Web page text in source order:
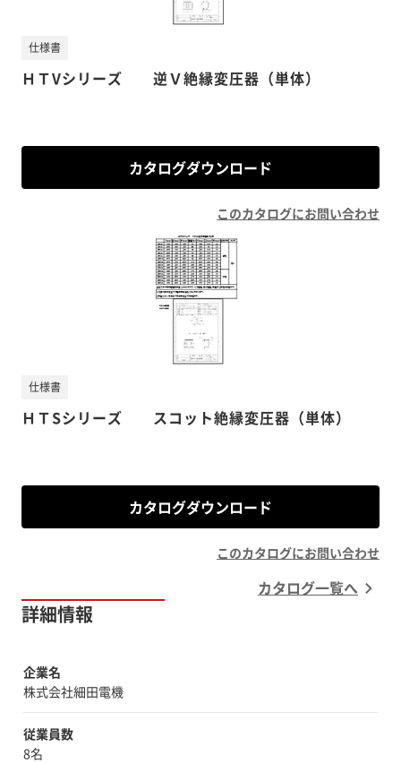
ＨＴVシリーズ 逆Ｖ絶縁変圧器（単体）
仕様書
カタログダウンロード
このカタログにお問い合わせ
ＨＴSシリーズ スコット絶縁変圧器（単体）
仕様書
カタログダウンロード
このカタログにお問い合わせ
カタログ一覧へ
詳細情報
企業名
株式会社細田電機
従業員数
8名